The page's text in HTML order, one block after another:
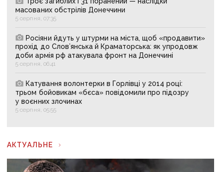
масованих обстрілів Донеччини
5 серпня, 07:35
Росіяни йдуть у штурми на міста, щоб «продавити»
прохід до Слов’янська й Краматорська: як упродовж
доби армія рф атакувала фронт на Донеччині
5 серпня, 06:41
Катування волонтерки в Горлівці у 2014 році:
трьом бойовикам «бєса» повідомили про підозру
у воєнних злочинах
5 серпня, 05:55
АКТУАЛЬНЕ